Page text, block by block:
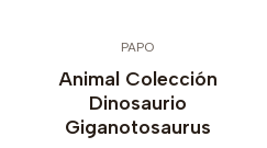
PAPO
Animal Colección
Dinosaurio
Giganotosaurus